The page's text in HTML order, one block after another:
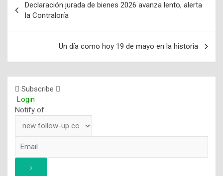
Navegación
de
entradas
Declaración jurada de bienes 2026 avanza lento, alerta
la Contraloría
Un día como hoy 19 de mayo en la historia
Subscribe
Login
Notify of